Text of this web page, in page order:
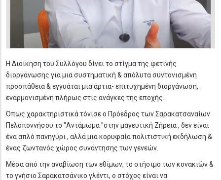
Η Διοίκηση του Συλλόγου δίνει το στίγμα της φετινής
διοργάνωσης για μια συστηματική & απόλυτα συντονισμένη
προσπάθεια & εγγυάται μια άρτια- επιτυχημένη διοργάνωση,
εναρμονισμένη πλήρως στις ανάγκες της εποχής.
Όπως χαρακτηριστικά τόνισε ο Πρόεδρος των Σαρακατσαναίων
Πελοποννήσου το "Αντάμωμα "στην μαγευτική Ζήρεια , δεν είναι
ένα απλό πανηγύρι , αλλά μια κορυφαία πολιτιστική εκδήλωση &
ένας ζωντανός χώρος συνάντησης των γενεών.
Μέσα από την αναβίωση των εθίμων, το στήσιμο των κονακιών &
το γνήσιο Σαρακατσάνικο γλέντι, ο στόχος είναι να